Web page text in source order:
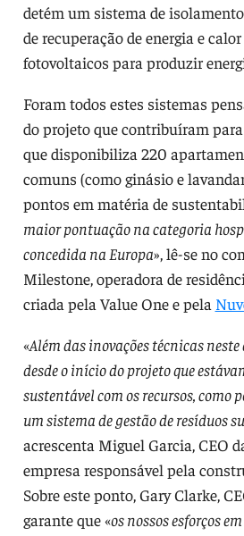
detém um sistema de
de recuperação de energia e
fotovoltaicos para produzir
Foram todos estes sistemas
do projeto que contribuíram
que disponibiliza 220
comuns (como ginásio e
pontos em matéria de
maior pontuação na categoria
concedida na Europa», lê-se no
Milestone, operadora de
criada pela Value One e pela
«Além das inovações técnicas
desde o início do projeto que
sustentável com os recursos, como
um sistema de gestão de resíduos
acrescenta Miguel Garcia, CEO
empresa responsável pela
Sobre este ponto, Gary Clarke,
garante que «os nossos esforços